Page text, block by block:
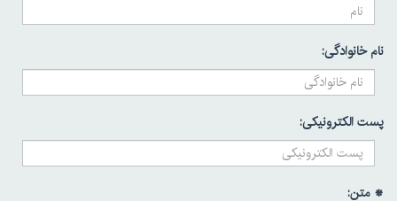
نام خانوادگی:
پست الکترونیکی:
* متن: